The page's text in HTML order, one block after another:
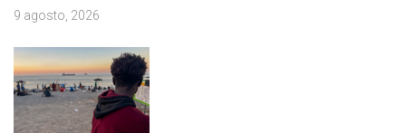
9 agosto, 2026